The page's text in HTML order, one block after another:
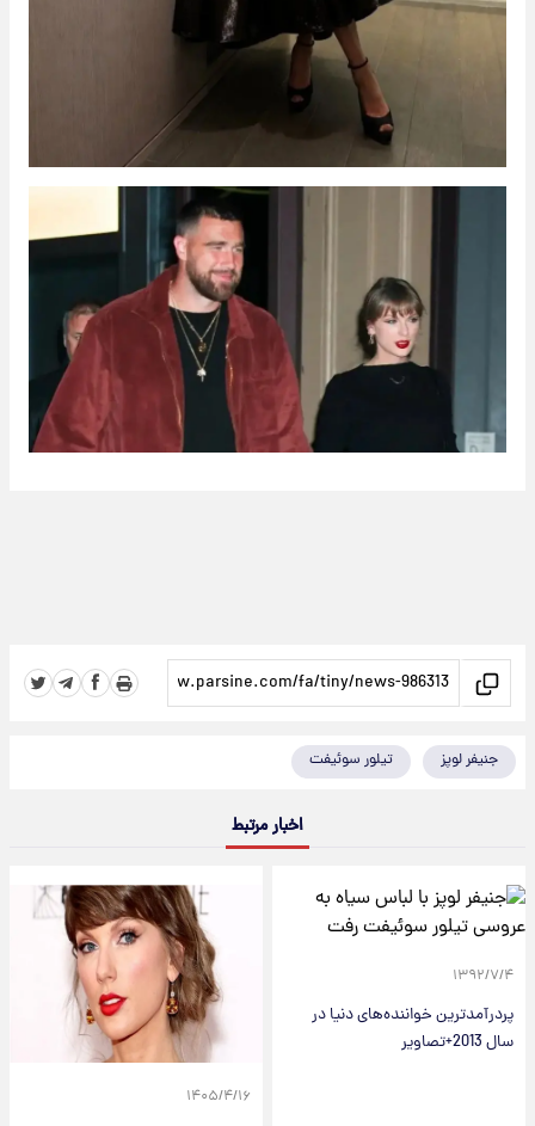
جنیفر لوپز تیلور سوئیفت
اخبار مرتبط
۱۳۹۲/۷/۴
پردرآمدترین خواننده‌های دنیا در
سال 2013+تصاویر
۱۴۰۵/۴/۱۶